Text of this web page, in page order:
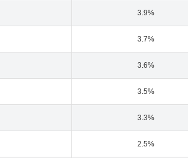
3.9%
3.7%
3.6%
3.5%
3.3%
2.5%